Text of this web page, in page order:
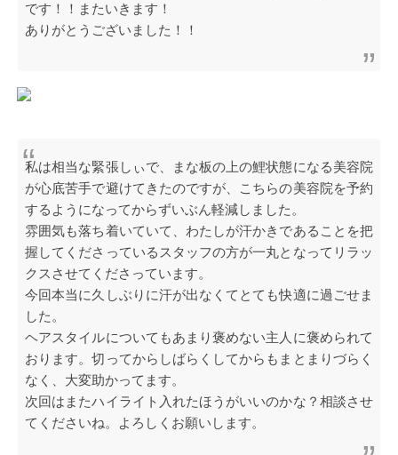
です！！またいきます！
ありがとうございました！！
私は相当な緊張しぃで、まな板の上の鯉状態になる美容院
が心底苦手で避けてきたのですが、こちらの美容院を予約
するようになってからずいぶん軽減しました。
雰囲気も落ち着いていて、わたしが汗かきであることを把
握してくださっているスタッフの方が一丸となってリラッ
クスさせてくださっています。
今回本当に久しぶりに汗が出なくてとても快適に過ごせま
した。
ヘアスタイルについてもあまり褒めない主人に褒められて
おります。切ってからしばらくしてからもまとまりづらく
なく、大変助かってます。
次回はまたハイライト入れたほうがいいのかな？相談させ
てくださいね。よろしくお願いします。